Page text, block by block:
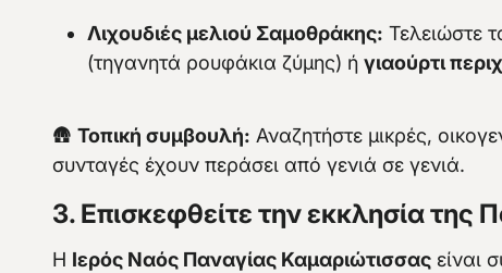
Λιχουδιές μελιού Σαμοθράκης: Τελειώστε
(τηγανητά ρουφάκια ζύμης) ή γιαούρτι
🛖 Τοπική συμβουλή: Αναζητήστε μικρές,
συνταγές έχουν περάσει από γενιά σε γενιά.
3. Επισκεφθείτε την εκκλησία της
Η Ιερός Ναός Παναγίας Καμαριώτισσας είναι